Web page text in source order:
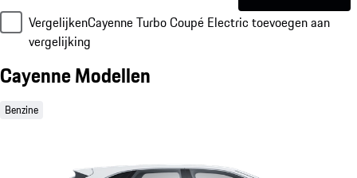
VergelijkenCayenne Turbo Coupé Electric toevoegen aan
vergelijking
Cayenne Modellen
Benzine